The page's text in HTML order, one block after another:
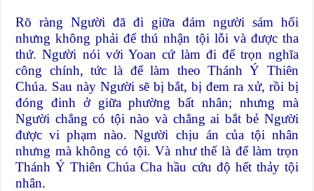
Rõ ràng Người đã đi giữa đám người sám hối
nhưng không phải để thú nhận tội lỗi và được tha
thứ. Người nói với Yoan cứ làm đi để trọn nghĩa
công chính, tức là để làm theo Thánh Ý Thiên
Chúa. Sau này Người sẽ bị bắt, bị đem ra xử, rồi bị
đóng đinh ở giữa phường bất nhân; nhưng mà
Người chẳng có tội nào và chẳng ai bắt bẻ Người
được vi phạm nào. Người chịu án của tội nhân
nhưng mà không có tội. Và như thế là để làm trọn
Thánh Ý Thiên Chúa Cha hầu cứu độ hết thảy tội
nhân.